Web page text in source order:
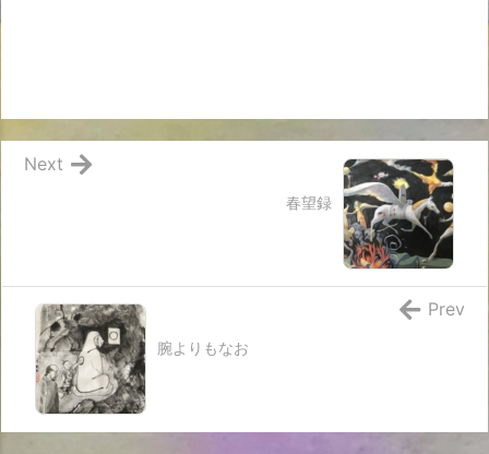
春望録
Next
腕よりもなお
Prev